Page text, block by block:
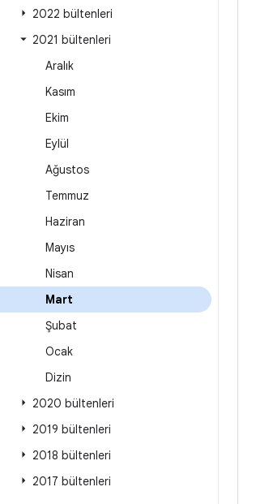
2022 bültenleri
2021 bültenleri
Aralık
Kasım
Ekim
Eylül
Ağustos
Temmuz
Haziran
Mayıs
Nisan
Mart
Şubat
Ocak
Dizin
2020 bültenleri
2019 bültenleri
2018 bültenleri
2017 bültenleri